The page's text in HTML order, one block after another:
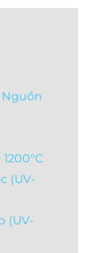
Nguồn
(UV-
(UV-